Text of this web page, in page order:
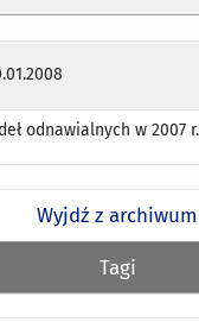
odnawialnych w 2007 r.
Wyjdź z archiwum
Tagi